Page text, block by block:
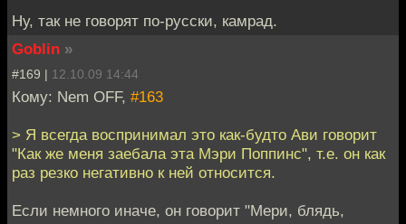
Ну, так не говорят по-русски, камрад.
Goblin »
#169 | 12.10.09 14:44
Кому: Nem OFF, #163
> Я всегда воспринимал это как-будто Ави говорит
"Как же меня заебала эта Мэри Поппинс", т.е. он как
раз резко негативно к ней относится.
Если немного иначе, он говорит "Мери, блядь,